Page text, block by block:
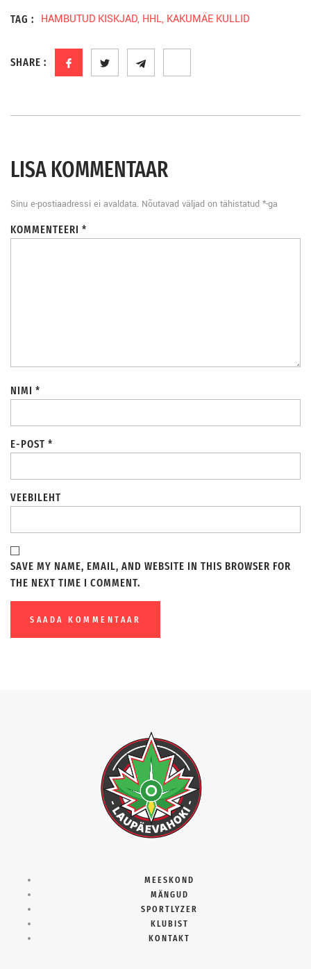
TAG : HAMBUTUD KISKJAD, HHL, KAKUMÄE KULLID
SHARE :
LISA KOMMENTAAR
Sinu e-postiaadressi ei avaldata. Nõutavad väljad on tähistatud *-ga
KOMMENTEERI *
NIMI *
E-POST *
VEEBILEHT
SAVE MY NAME, EMAIL, AND WEBSITE IN THIS BROWSER FOR
THE NEXT TIME I COMMENT.
MEESKOND
MÄNGUD
SPORTLYZER
KLUBIST
KONTAKT